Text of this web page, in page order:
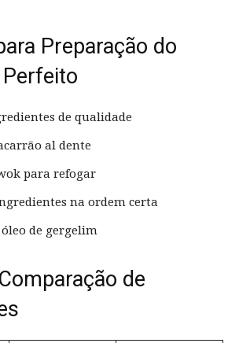
Preparação do
de qualidade
al dente
para refogar
na ordem certa
de gergelim
de